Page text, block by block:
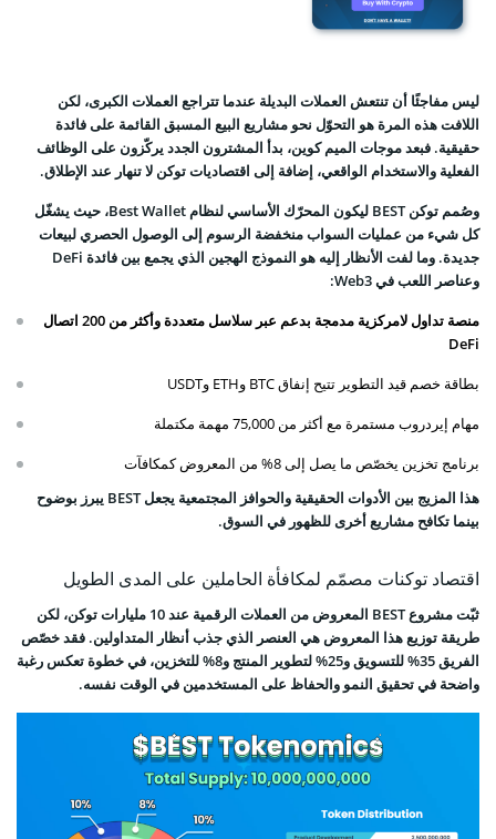
ليس مفاجئًا أن تنتعش العملات البديلة عندما تتراجع العملات الكبرى، لكن
اللافت هذه المرة هو التحوّل نحو مشاريع البيع المسبق القائمة على فائدة
حقيقية. فبعد موجات الميم كوين، بدأ المشترون الجدد يركّزون على الوظائف
الفعلية والاستخدام الواقعي، إضافة إلى اقتصاديات توكن لا تنهار عند الإطلاق.
وصُمم توكن BEST ليكون المحرّك الأساسي لنظام Best Wallet، حيث يشغّل
كل شيء من عمليات السواب منخفضة الرسوم إلى الوصول الحصري لبيعات
جديدة. وما لفت الأنظار إليه هو النموذج الهجين الذي يجمع بين فائدة DeFi
وعناصر اللعب في Web3:
منصة تداول لامركزية مدمجة بدعم عبر سلاسل متعددة وأكثر من 200 اتصال
DeFi
بطاقة خصم قيد التطوير تتيح إنفاق BTC وETH وUSDT
مهام إيردروب مستمرة مع أكثر من 75,000 مهمة مكتملة
برنامج تخزين يخصّص ما يصل إلى 8% من المعروض كمكافآت
هذا المزيج بين الأدوات الحقيقية والحوافز المجتمعية يجعل BEST يبرز بوضوح
بينما تكافح مشاريع أخرى للظهور في السوق.
اقتصاد توكنات مصمّم لمكافأة الحاملين على المدى الطويل
ثبّت مشروع BEST المعروض من العملات الرقمية عند 10 مليارات توكن، لكن
طريقة توزيع هذا المعروض هي العنصر الذي جذب أنظار المتداولين. فقد خصّص
الفريق 35% للتسويق و25% لتطوير المنتج و8% للتخزين، في خطوة تعكس رغبة
واضحة في تحقيق النمو والحفاظ على المستخدمين في الوقت نفسه.